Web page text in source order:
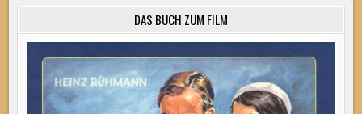
DAS BUCH ZUM FILM